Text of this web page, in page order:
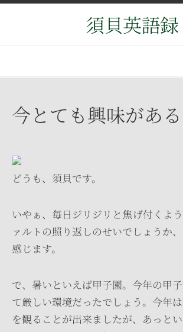
Skip
須貝英語録
今とても興味がある
どうも、須貝です。
いやぁ、毎日ジリジリと焦げ付くよ
ァルトの照り返しのせいでしょうか
感じます。
で、暑いといえば甲子園。今年の甲
て厳しい環境だったでしょう。今年
を観ることが出来ましたが、あっと